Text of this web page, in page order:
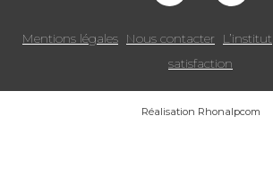
Mentions légales Nous contacter L’institut
satisfaction
Réalisation Rhonalpcom